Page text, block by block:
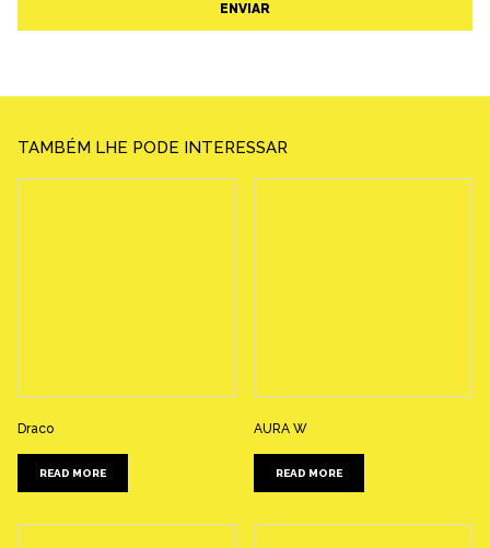
ENVIAR
TAMBÉM LHE PODE INTERESSAR
Draco
READ MORE
AURA W
READ MORE